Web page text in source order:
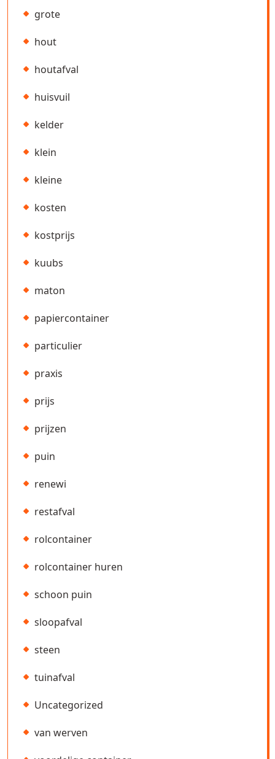
grote
hout
houtafval
huisvuil
kelder
klein
kleine
kosten
kostprijs
kuubs
maton
papiercontainer
particulier
praxis
prijs
prijzen
puin
renewi
restafval
rolcontainer
rolcontainer huren
schoon puin
sloopafval
steen
tuinafval
Uncategorized
van werven